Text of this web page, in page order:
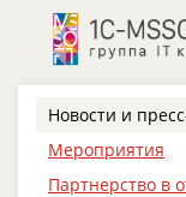
Новости и
Мероприятия
Партнерство в